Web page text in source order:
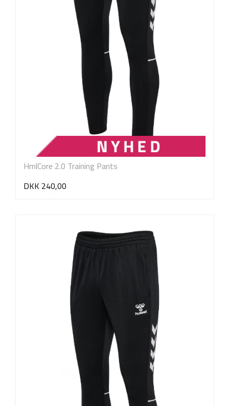
HmlCore 2.0 Training Pants
DKK 240,00